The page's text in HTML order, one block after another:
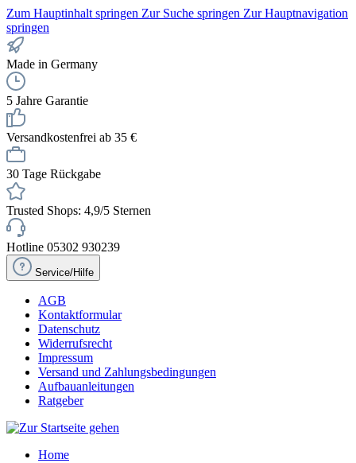
Zum Hauptinhalt springen Zur Suche springen Zur Hauptnavigation
springen
Made in Germany
5 Jahre Garantie
Versandkostenfrei ab 35 €
30 Tage Rückgabe
Trusted Shops: 4,9/5 Sternen
Hotline 05302 930239
Service/Hilfe
AGB
Kontaktformular
Datenschutz
Widerrufsrecht
Impressum
Versand und Zahlungsbedingungen
Aufbauanleitungen
Ratgeber
Home